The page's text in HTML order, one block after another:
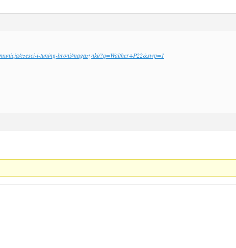
czesci-i-tuning-broni/magazynki/?q=Walther+P22&swp=1